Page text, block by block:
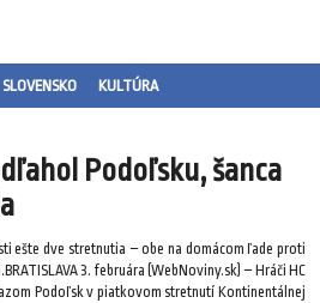
SLOVENSKO KULTÚRA
Podoľsku, šanca
ešte dve stretnutia – obe na domácom ľade proti
3. februára (WebNoviny.sk) – Hráči HC
Podoľsk v piatkovom stretnutí Kontinentálnej